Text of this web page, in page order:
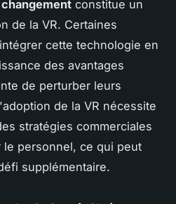
constitue un
de la VR. Certaines
cette technologie en
des avantages
de perturber leurs
de la VR nécessite
stratégies commerciales
personnel, ce qui peut
supplémentaire.